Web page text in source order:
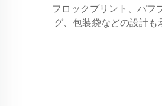
フロックプリント、パフ
グ、包装袋などの設計